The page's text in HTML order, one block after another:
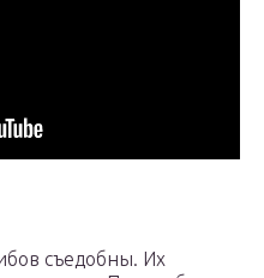
съедобны. Их